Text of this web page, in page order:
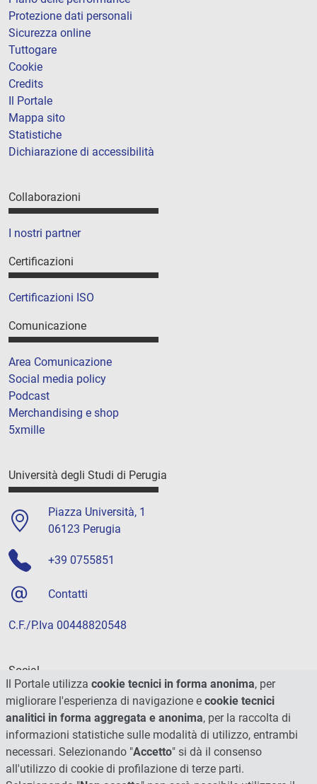
Protezione dati personali
Sicurezza online
Tuttogare
Cookie
Credits
Il Portale
Mappa sito
Statistiche
Dichiarazione di accessibilità
Collaborazioni
I nostri partner
Certificazioni
Certificazioni ISO
Comunicazione
Area Comunicazione
Social media policy
Podcast
Merchandising e shop
5xmille
Università degli Studi di Perugia
Piazza Università, 1
06123 Perugia
+39 0755851
Contatti
C.F./P.Iva 00448820548
Social
Il Portale utilizza cookie tecnici in forma anonima, per
migliorare l'esperienza di navigazione e cookie tecnici
analitici in forma aggregata e anonima, per la raccolta di
informazioni statistiche sulle modalità di utilizzo, entrambi
necessari. Selezionando "Accetto" si dà il consenso
all'utilizzo di cookie di profilazione di terze parti.